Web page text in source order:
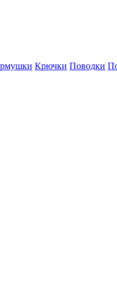
Крючки Поводки